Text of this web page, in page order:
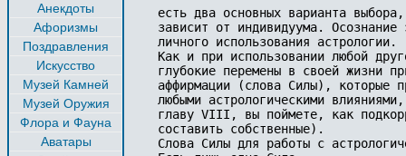
Анекдоты
Афоризмы
Поздравления
Искусство
Музей Камней
Музей Оружия
Флора и Фауна
Аватары
есть два основных варианта
зависит от индивидуума.
личного использования астрологии.
Как и при использовании любой
глубокие перемены в своей жизни
аффирмации (слова Силы), которые
любыми астрологическими
главу VIII, вы поймете, как
составить собственные).
Слова Силы для работы с